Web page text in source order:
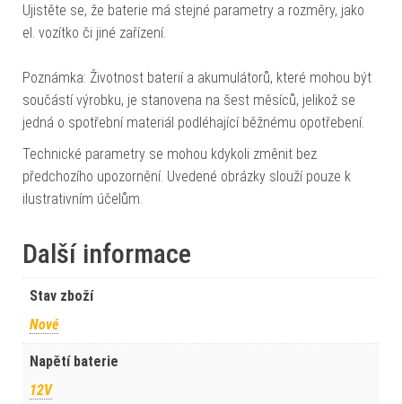
Ujistěte se, že baterie má stejné parametry a rozměry, jako
el. vozítko či jiné zařízení.
Poznámka: Životnost baterií a akumulátorů, které mohou být
součástí výrobku, je stanovena na šest měsíců, jelikož se
jedná o spotřební materiál podléhající běžnému opotřebení.
Technické parametry se mohou kdykoli změnit bez
předchozího upozornění. Uvedené obrázky slouží pouze k
ilustrativním účelům.
Další informace
Stav zboží
Nové
Napětí baterie
12V